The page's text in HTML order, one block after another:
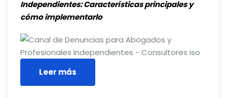
Independientes: Características principales y
cómo implementarlo
Leer más